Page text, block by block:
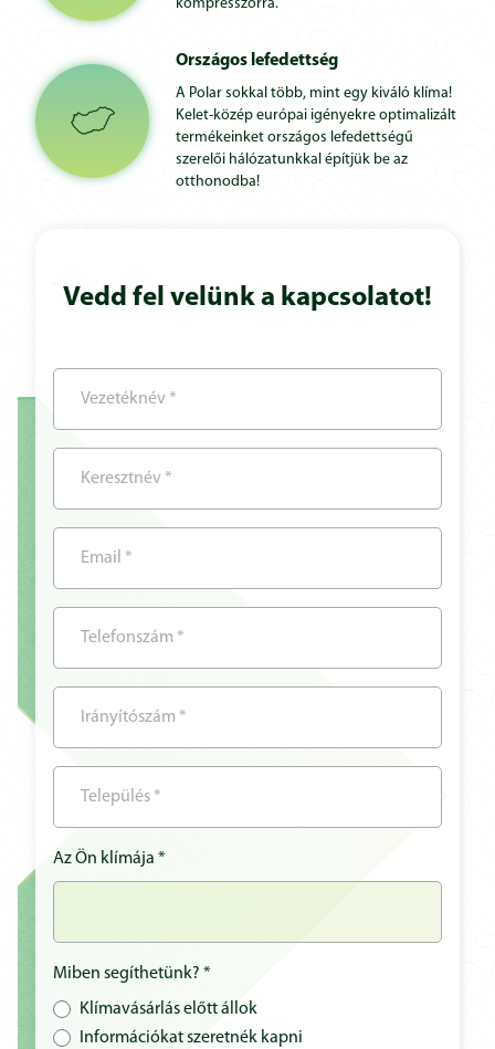
kompresszorra.
Országos lefedettség
A Polar sokkal több, mint egy kiváló klíma!
Kelet-közép európai igényekre optimalizált
termékeinket országos lefedettségű
szerelői hálózatunkkal építjük be az
otthonodba!
Vedd fel velünk a kapcsolatot!
Az Ön klímája *
Miben segíthetünk? *
Klímavásárlás előtt állok
Információkat szeretnék kapni